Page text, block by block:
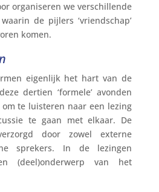
organiseren we verschillende
de pijlers ‘vriendschap’
komen.
eigenlijk het hart van de
dertien ‘formele’ avonden
te luisteren naar een lezing
te gaan met elkaar. De
door zowel externe
sprekers. In de lezingen
(deel)onderwerp van het